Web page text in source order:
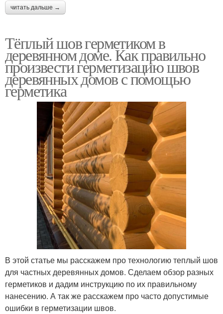
читать дальше →
Тёплый шов герметиком в
деревянном доме. Как правильно
произвести герметизацию швов
деревянных домов с помощью
герметика
В этой статье мы расскажем про технологию теплый шов
для частных деревянных домов. Сделаем обзор разных
герметиков и дадим инструкцию по их правильному
нанесению. А так же расскажем про часто допустимые
ошибки в герметизации швов.